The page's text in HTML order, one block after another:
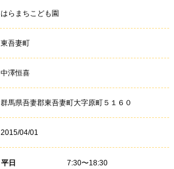
はらまちこども園
東吾妻町
中澤恒喜
群馬県吾妻郡東吾妻町大字原町５１６０
2015/04/01
平日
7:30〜18:30